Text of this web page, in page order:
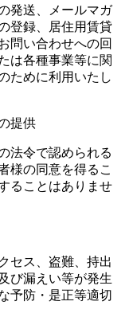
発送、メールマガ
登録、居住用賃貸
問い合わせへの回
は各種事業等に関
ために利用いたし
提供
法令で認められる
様の同意を得るこ
ることはありませ
セス、盗難、持出
び漏えい等が発生
予防・是正等適切